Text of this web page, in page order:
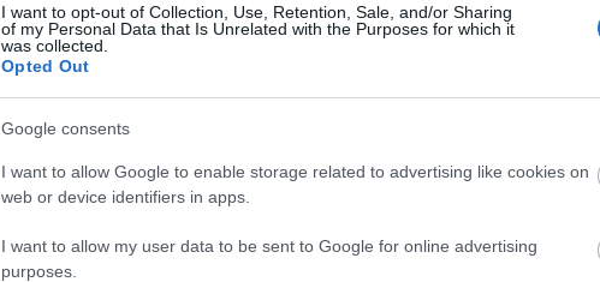
I want to opt-out of Collection, Use, Retention, Sale, and/or Sharing
of my Personal Data that Is Unrelated with the Purposes for which it
was collected.
Opted Out
Google consents
I want to allow Google to enable storage related to advertising like cookies on
web or device identifiers in apps.
I want to allow my user data to be sent to Google for online advertising
purposes.